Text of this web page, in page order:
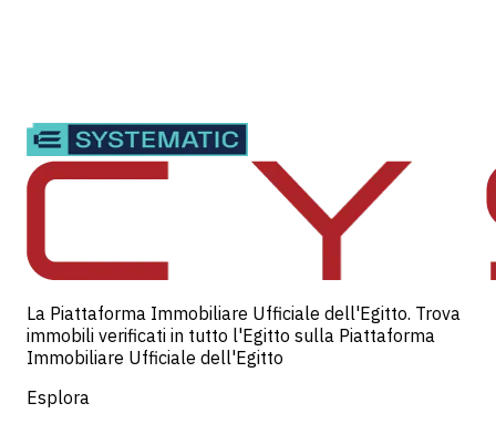
La Piattaforma Immobiliare Ufficiale dell'Egitto. Trova
immobili verificati in tutto l'Egitto sulla Piattaforma
Immobiliare Ufficiale dell'Egitto
Esplora